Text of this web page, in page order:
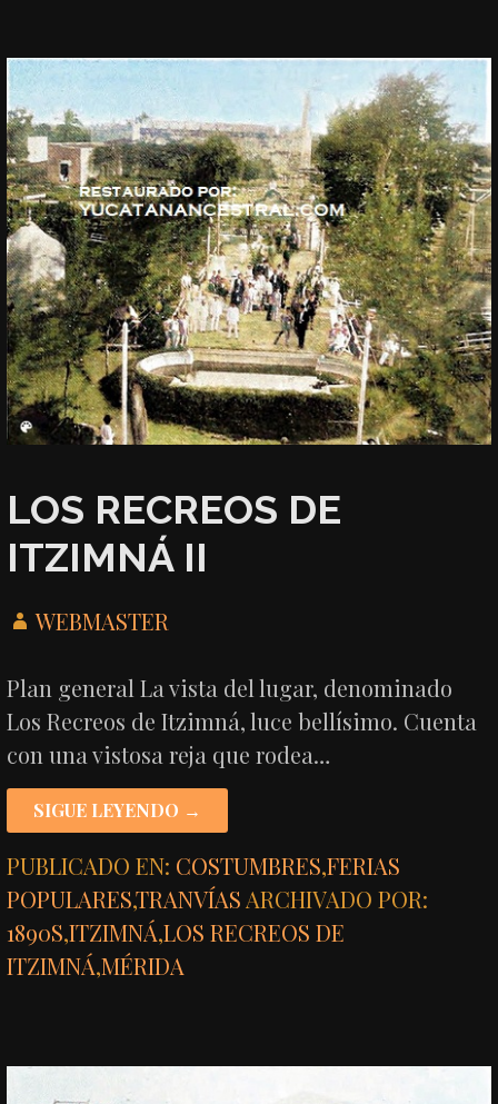
LOS RECREOS DE
ITZIMNÁ II
WEBMASTER
Plan general La vista del lugar, denominado
Los Recreos de Itzimná, luce bellísimo. Cuenta
con una vistosa reja que rodea…
SIGUE LEYENDO →
PUBLICADO EN: COSTUMBRES,FERIAS
POPULARES,TRANVÍAS ARCHIVADO POR:
1890S,ITZIMNÁ,LOS RECREOS DE
ITZIMNÁ,MÉRIDA